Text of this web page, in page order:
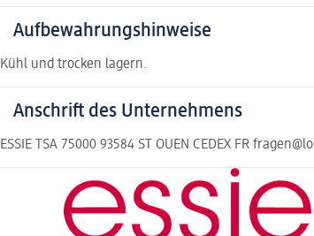
Aufbewahrungshinweise
Kühl und trocken lagern.
Anschrift des Unternehmens
ESSIE TSA 75000 93584 ST OUEN CEDEX FR